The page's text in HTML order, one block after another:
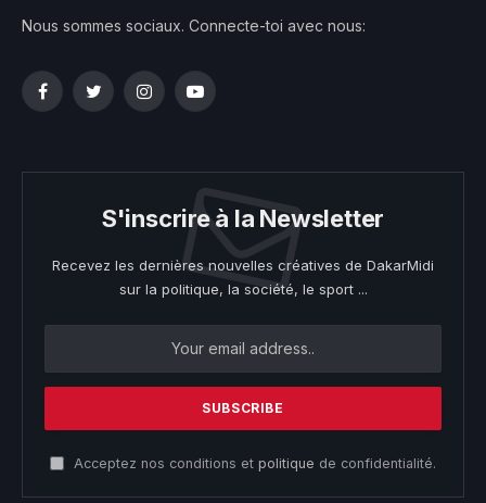
Nous sommes sociaux. Connecte-toi avec nous:
FacebookTwitterInstagramYouTube
S'inscrire à la Newsletter
Recevez les dernières nouvelles créatives de DakarMidi
sur la politique, la société, le sport ...
Acceptez nos conditions et politique de confidentialité.